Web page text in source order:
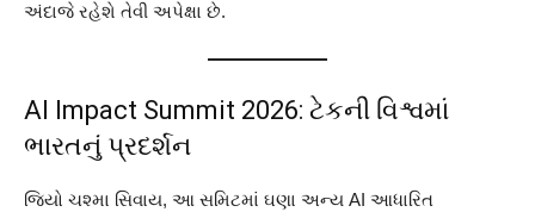
અંદાજે રહેશે તેવી અપેક્ષા છે.
AI Impact Summit 2026: ટેકની વિશ્વમાં
ભારતનું પ્રદર્શન
જિયો ચશ્મા સિવાય, આ સમિટમાં ઘણા અન્ય AI આધારિત